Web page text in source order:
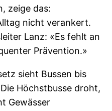
zeige das:
nicht verankert.
Lanz: «Es fehlt an
Prävention.»
sieht Bussen bis
Höchstbusse droht,
Gewässer